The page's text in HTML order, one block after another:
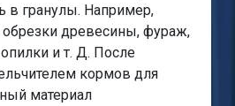
в гранулы. Например,
обрезки древесины, фураж,
и т. Д. После
кормов для
материал